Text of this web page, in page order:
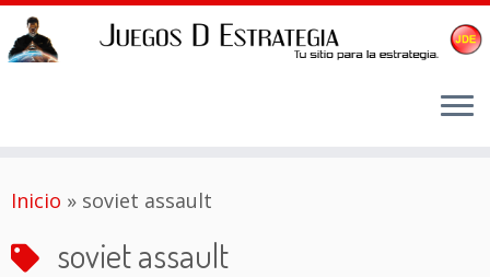
alInicio » soviet assault
soviet assault